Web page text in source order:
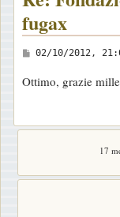
fugax
M
s
a
i
02/10/2012,
Ottimo, grazie
17